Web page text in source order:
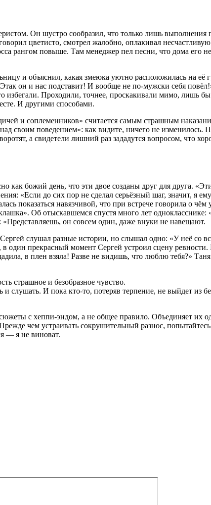
Он шустро сообразил, что только лишь
цветисто, смотрел жалобно, оплакивал
рангом повыше. Там менеджер пел песни, что дома его
и объяснил, какая змеюка уютно расположилась на её
он и нас подставит! И вообще не по-мужски себя
Проходили, точнее, проскакивали мимо, лишь
И другими способами.
и соплеменников» считается самым страшным
своим поведением»: как видите, ничего не
а свидетели лишний раз зададутся вопросом, что
божий день, что эти двое созданы друг для друга.
«Если до сих пор не сделал серьёзный шаг, значит, я
показаться навязчивой, что при встрече говорила о
Об отыскавшемся спустя много лет
он совсем один, даже внуки не навещают.
слушал разные истории, но слышал одно: «У неё со
один прекрасный момент Сергей устроил сцену
в плен взяла! Разве не видишь, что люблю тебя?»
страшное и безобразное чувство.
И пока кто-то, потеряв терпение, не выйдет из
с хеппи-эндом, а не общее правило. Объединяет их
чем устраивать сокрушительный разнос,
— я не виноват.